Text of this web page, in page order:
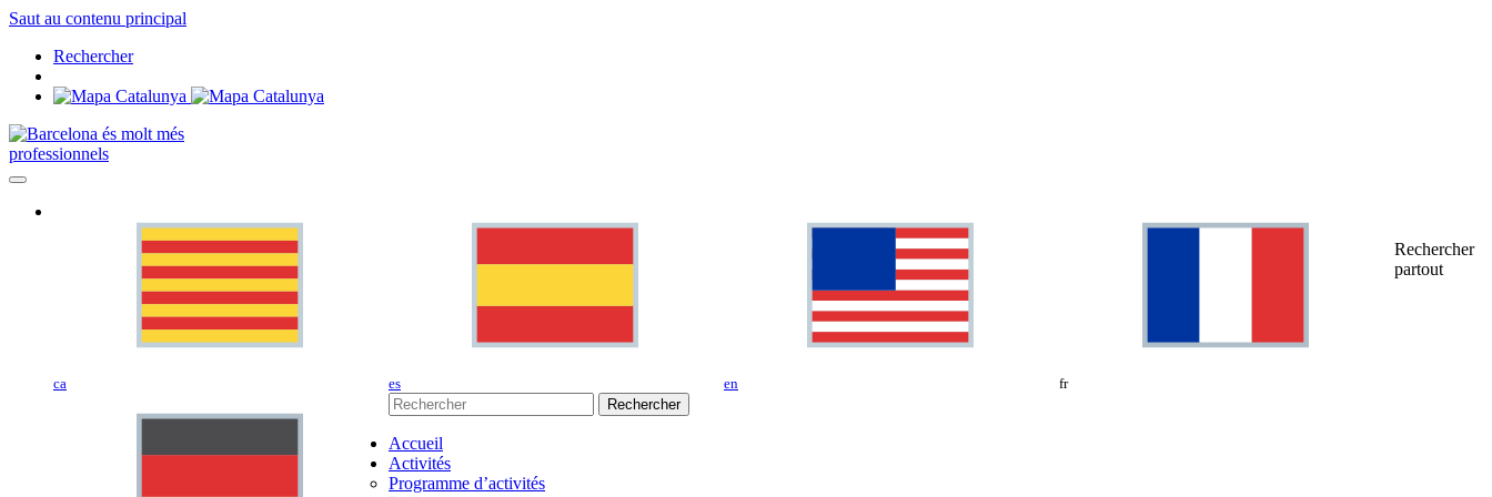
Saut au contenu principal
Rechercher
professionnels
ca es en fr
Rechercher
partout
Rechercher
Accueil
Activités
Programme d’activités